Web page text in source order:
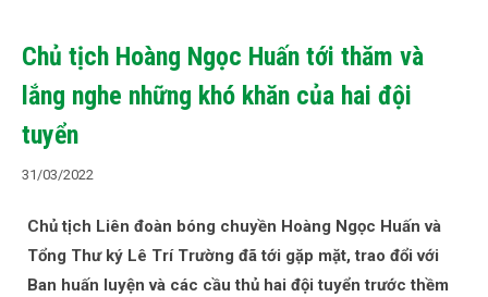
Chủ tịch Hoàng Ngọc Huấn tới thăm và
lắng nghe những khó khăn của hai đội
tuyển
31/03/2022
Chủ tịch Liên đoàn bóng chuyền Hoàng Ngọc Huấn và
Tổng Thư ký Lê Trí Trường đã tới gặp mặt, trao đổi với
Ban huấn luyện và các cầu thủ hai đội tuyển trước thềm